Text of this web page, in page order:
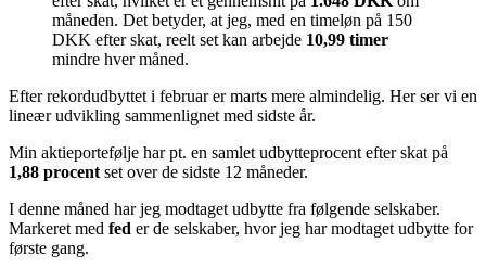
måneden. Det betyder, at jeg, med en timeløn på 150
DKK efter skat, reelt set kan arbejde 10,99 timer
mindre hver måned.
Efter rekordudbyttet i februar er marts mere almindelig. Her ser vi en
lineær udvikling sammenlignet med sidste år.
Min aktieportefølje har pt. en samlet udbytteprocent efter skat på
1,88 procent set over de sidste 12 måneder.
I denne måned har jeg modtaget udbytte fra følgende selskaber.
Markeret med fed er de selskaber, hvor jeg har modtaget udbytte for
første gang.